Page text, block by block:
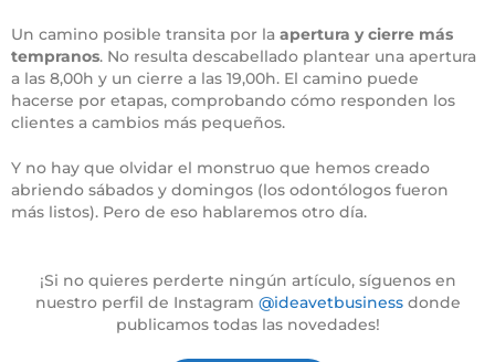
Un camino posible transita por la apertura y cierre más
tempranos. No resulta descabellado plantear una apertura
a las 8,00h y un cierre a las 19,00h. El camino puede
hacerse por etapas, comprobando cómo responden los
clientes a cambios más pequeños.
Y no hay que olvidar el monstruo que hemos creado
abriendo sábados y domingos (los odontólogos fueron
más listos). Pero de eso hablaremos otro día.
¡Si no quieres perderte ningún artículo, síguenos en
nuestro perfil de Instagram @ideavetbusinessdonde
publicamos todas las novedades!